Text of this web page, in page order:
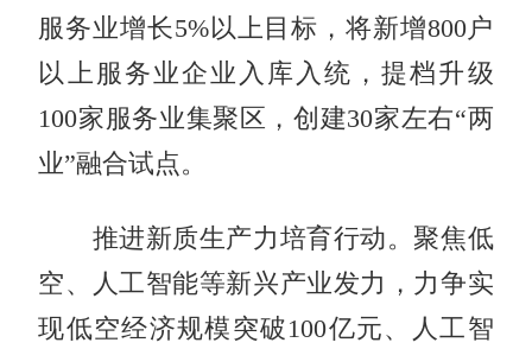
服务业增长5%以上目标，将新增800户
以上服务业企业入库入统，提档升级
100家服务业集聚区，创建30家左右“两
业”融合试点。
推进新质生产力培育行动。聚焦低
空、人工智能等新兴产业发力，力争实
现低空经济规模突破100亿元、人工智